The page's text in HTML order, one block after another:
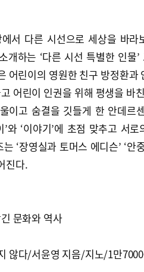
서 다른 시선으로 세상을 바라
개하는 ‘다른 시선 특별한 인물
어린이의 영원한 친구 방정환과
어린이 인권을 위해 평생을 바
이고 숨결을 깃들게 한 안데르
’와 ‘이야기’에 초점 맞추고 서
‘장영실과 토머스 에디슨’ ‘안
진다.
문화와 역사
않다/서윤영 지음/지노/1만